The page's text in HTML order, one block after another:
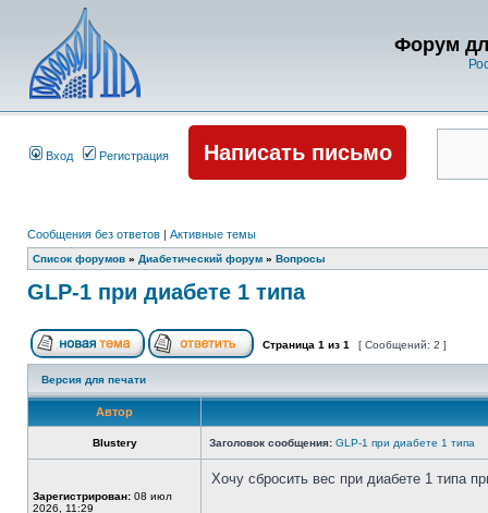
Форум
Вход Регистрация Написать письмо
Сообщения без ответов | Активные темы
Список форумов » Диабетический форум » Вопросы
GLP-1 при диабете 1 типа
Страница 1 из 1 [ Сообщений: 2 ]
Версия для печати
Автор
Blustery Заголовок сообщения: GLP-1 при диабете 1 типа
Зарегистрирован: 08 июл
2026, 11:29
Хочу сбросить вес при диабете 1 типа